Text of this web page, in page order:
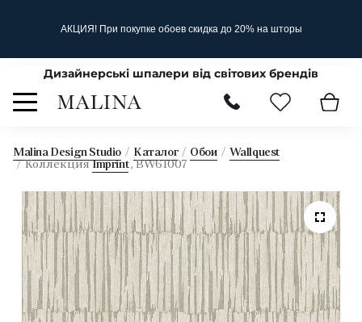
АКЦИЯ! При покупке обоев скидка до 20% на шторы
Дизайнерські шпалери від світових брендів
Malina Design Studio Каталог Обои
Wallquest
Коллекция Imprint, BW61007